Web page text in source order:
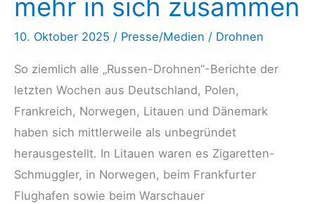
mehr in sich zusammen
10. Oktober 2025 / Presse/Medien / Drohnen
So ziemlich alle „Russen-Drohnen“-Berichte der
letzten Wochen aus Deutschland, Polen,
Frankreich, Norwegen, Litauen und Dänemark
haben sich mittlerweile als unbegründet
herausgestellt. In Litauen waren es Zigaretten-
Schmuggler, in Norwegen, beim Frankfurter
Flughafen sowie beim Warschauer